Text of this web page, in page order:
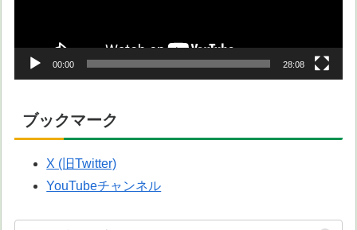
00:00 28:08
ブックマーク
X (旧Twitter)
YouTubeチャンネル